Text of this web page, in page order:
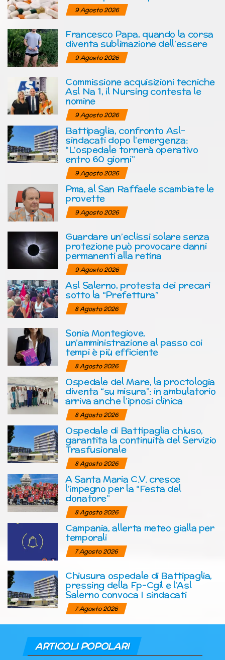
9 Agosto 2026
Francesco Papa, quando la corsa
diventa sublimazione dell’essere
9 Agosto 2026
Commissione acquisizioni tecniche
Asl Na 1, il Nursing contesta le
nomine
9 Agosto 2026
Battipaglia, confronto Asl-
sindacati dopo l’emergenza:
“L’ospedale tornerà operativo
entro 60 giorni”
9 Agosto 2026
Pma, al San Raffaele scambiate le
provette
9 Agosto 2026
Guardare un’eclissi solare senza
protezione può provocare danni
permanenti alla retina
9 Agosto 2026
Asl Salerno, protesta dei precari
sotto la “Prefettura”
8 Agosto 2026
Sonia Montegiove,
un’amministrazione al passo coi
tempi è più efficiente
8 Agosto 2026
Ospedale del Mare, la proctologia
diventa “su misura”: in ambulatorio
arriva anche l’ipnosi clinica
8 Agosto 2026
Ospedale di Battipaglia chiuso,
garantita la continuità del Servizio
Trasfusionale
8 Agosto 2026
A Santa Maria C.V. cresce
l’impegno per la “Festa del
donatore”
8 Agosto 2026
Campania, allerta meteo gialla per
temporali
7 Agosto 2026
Chiusura ospedale di Battipaglia,
pressing della Fp-Cgil e l’Asl
Salerno convoca I sindacati
7 Agosto 2026
ARTICOLI POPOLARI